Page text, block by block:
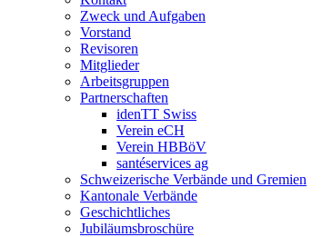
Zweck und Aufgaben
Vorstand
Revisoren
Mitglieder
Arbeitsgruppen
Partnerschaften
idenTT Swiss
Verein eCH
Verein HBBöV
santéservices ag
Schweizerische Verbände und Gremien
Kantonale Verbände
Geschichtliches
Jubiläumsbroschüre